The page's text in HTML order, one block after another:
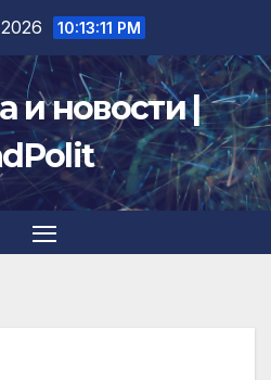
10:13:11 PM
и новости |